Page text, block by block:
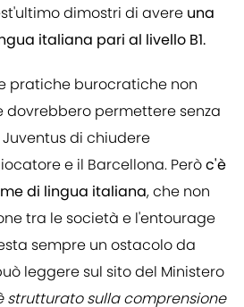
dimostri di avere una
italiana pari al livello B1.
pratiche burocratiche non
dovrebbero permettere senza
di chiudere
e il Barcellona. Peròc'è
di lingua italiana, che non
tra le società e l'entourage
sempre un ostacolo da
leggere sul sito del Ministero
strutturato sulla comprensione